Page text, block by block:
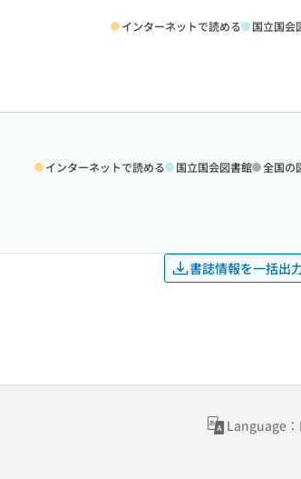
インターネットで読める 国立国会
インターネットで読める 国立国会図書館 全国の
書誌情報を一括出
Language